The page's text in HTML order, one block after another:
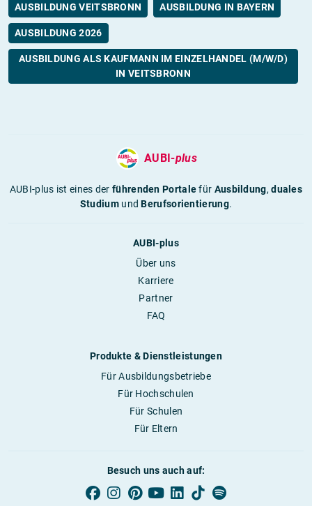
AUSBILDUNG VEITSBRONN AUSBILDUNG IN BAYERN
AUSBILDUNG 2026
AUSBILDUNG ALS KAUFMANN IM EINZELHANDEL (M/W/D)
IN VEITSBRONN
AUBI-plus
AUBI-plus ist eines derführenden Portalefür Ausbildung,duales
StudiumundBerufsorientierung.
AUBI-plus
Über uns
Karriere
Partner
FAQ
Produkte & Dienstleistungen
Für Ausbildungsbetriebe
Für Hochschulen
Für Schulen
Für Eltern
Besuch uns auch auf: